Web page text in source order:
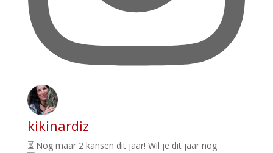
kikinardiz
⏳ Nog maar 2 kansen dit jaar! Wil je dit jaar nog